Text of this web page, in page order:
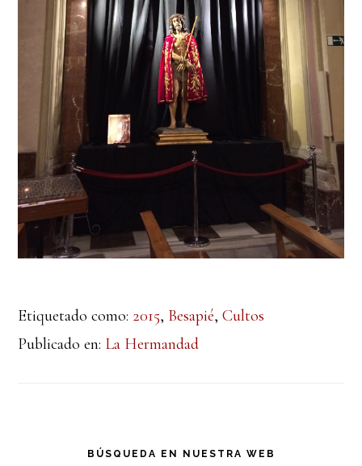
Etiquetado como: 2015, Besapié,Cultos
Publicado en: La Hermandad
BarraBÚSQUEDA EN NUESTRA WEB